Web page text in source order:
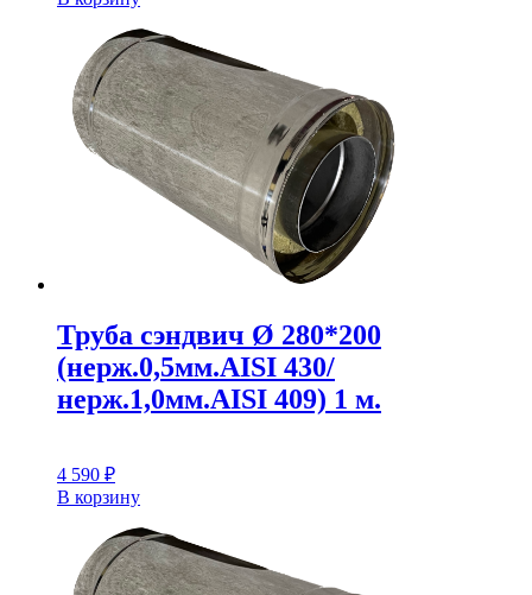
Труба сэндвич Ø 280*200
(нерж.0,5мм.AISI 430/
нерж.1,0мм.AISI 409) 1 м.
4 590 ₽
В корзину